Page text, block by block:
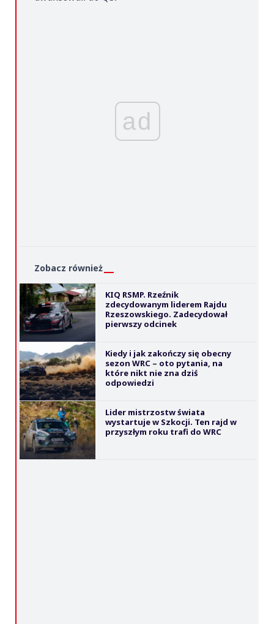
ad
Zobacz również
KIQ RSMP. Rzeźnik
zdecydowanym liderem Rajdu
Rzeszowskiego. Zadecydował
pierwszy odcinek
Kiedy i jak zakończy się obecny
sezon WRC – oto pytania, na
które nikt nie zna dziś
odpowiedzi
Lider mistrzostw świata
wystartuje w Szkocji. Ten rajd w
przyszłym roku trafi do WRC